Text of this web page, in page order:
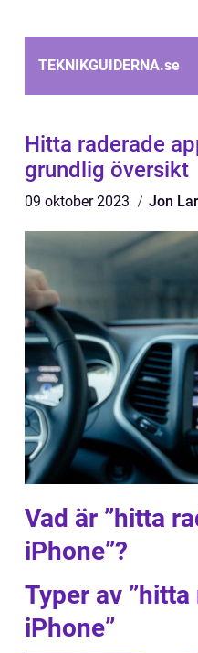
TEKNIKGUIDERNA.se
Hitta raderade
grundlig översikt
09 oktober 2023 Jon
Vad är ”hitta
iPhone”?
Typer av
iPhone”